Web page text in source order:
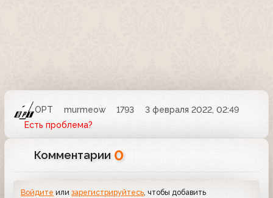
ОРТ murmeow 1793
3 февраля 2022, 02:49
Есть проблема?
Комментарии 0
Войдите илизарегистрируйтесь , чтобы добавить